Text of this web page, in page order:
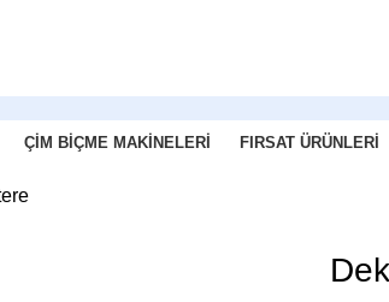
ÇIM BIÇME MAKINELERI FIRSAT ÜRÜNLERI